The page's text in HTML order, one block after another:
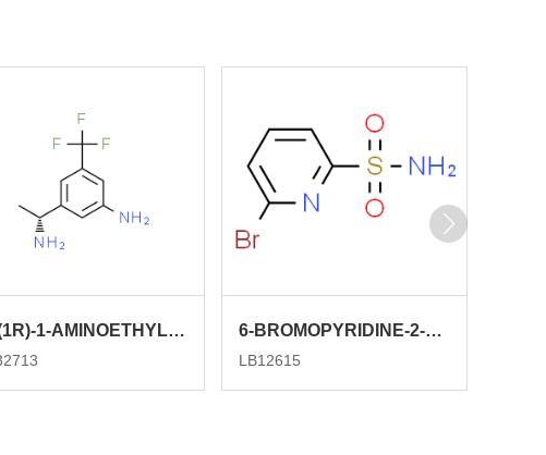
3-((1R)-1-AMINOETHYL)-5-(TRIFLUOROMETHYL)PHENYLAMINE 6-BROMOPYRIDINE-2-SULFONAMIDE
LB12615